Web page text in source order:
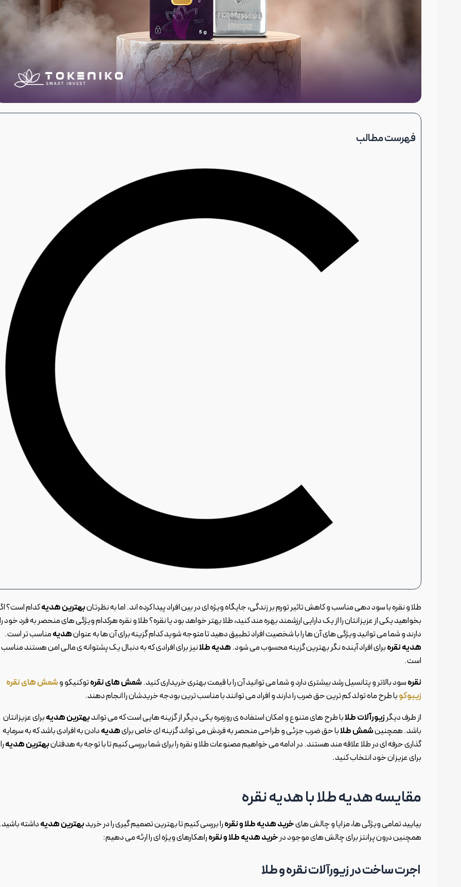
فهرست مطالب
طلا و نقره با سود دهی مناسب و کاهش تاثیر تورم بر زندگی، جایگاه ویژه ای در بین افراد پیدا کرده اند. اما به نظرتانبهترین هدیهکدام است؟
بخواهید یکی از عزیزانتان را از یک دارایی ارزشمند بهره مند کنید، طلا بهتر خواهد بود یا نقره؟ طلا و نقره هرکدام ویژگی های منحصر به فرد خود را
دارند و شما می توانید ویژگی های آن ها را با شخصیت افراد تطبیق دهید تا متوجه شوید کدام گزینه برای آن ها به عنوانهدیهمناسب تر است.
هدیه نقرهبرای افراد آینده نگر بهترین گزینه محسوب می شود.هدیه طلانیز برای افرادی که به دنبال یک پشتوانه ی مالی امن هستند مناسب
است.
نقرهسود بالاتر و پتانسیل رشد بیشتری دارد و شما می توانید آن را با قیمت بهتری خریداری کنید.شمش های نقرهتوکنیکو وشمش های نقره
زیبوکوبا طرح ماه تولد کم ترین حق ضرب را دارند و افراد می توانند با مناسب ترین بودجه خریدشان را انجام دهند.
از طرف دیگرزیورآلات طلابا طرح های متنوع و امکان استفاده ی روزمره یکی دیگر از گزینه هایی است که می تواندبهترین هدیهبرای عزیزانتان
باشد. همچنینشمش طلابا حق ضرب جزئی و طراحی منحصر به فردش می تواند گزینه ای خاص برایهدیهدادن به افرادی باشد که به سرمایه
گذاری حرفه ای در طلا علاقه مند هستند. در ادامه می خواهیم مصنوعات طلا و نقره را برای شما بررسی کنیم تا با توجه به هدفتانبهترین هدیهرا
برای عزیزان خود انتخاب کنید.
مقایسه هدیه طلا با هدیه نقره
بیایید تمامی ویژگی ها، مزایا و چالش هایخرید هدیه طلا و نقرهرا بررسی کنیم تا بهترین تصمیم گیری را در خریدبهترین هدیهداشته
همچنین درون پرانتز برای چالش های موجود درخرید هدیه طلا و نقرهراهکارهای ویژه ای را ارئه می دهیم:
اجرت ساخت در زیورآلات نقره و طلا